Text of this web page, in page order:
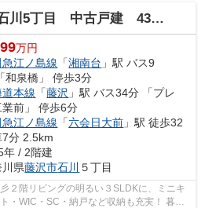
川5丁目 中古戸建 43.83坪
万円
急江ノ島線 「湘南台 」駅 バス9
和泉橋」 停歩3分
本線 「藤沢 」駅 バス34分 「プレ
業前」 停歩6分
急江ノ島線 「六会日大前 」駅 徒歩32
7分 2.5km
年 / 2階建
川県藤沢市石川 ５丁目
２階リビングの明るい３SLDKに、ミニキ
・WIC・SC・納戸など収納も充実！ 暮ら